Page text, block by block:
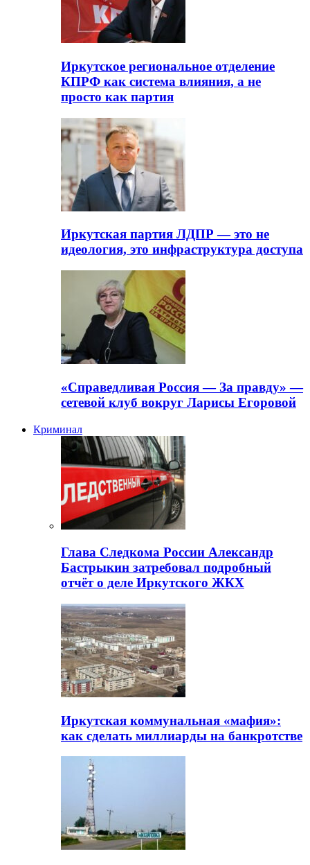
Иркутское региональное отделение
КПРФ как система влияния, а не
просто как партия
Иркутская партия ЛДПР — это не
идеология, это инфраструктура доступа
«Справедливая Россия — За правду» —
сетевой клуб вокруг Ларисы Егоровой
Криминал
Глава Следкома России Александр
Бастрыкин затребовал подробный
отчёт о деле Иркутского ЖКХ
Иркутская коммунальная «мафия»:
как сделать миллиарды на банкротстве